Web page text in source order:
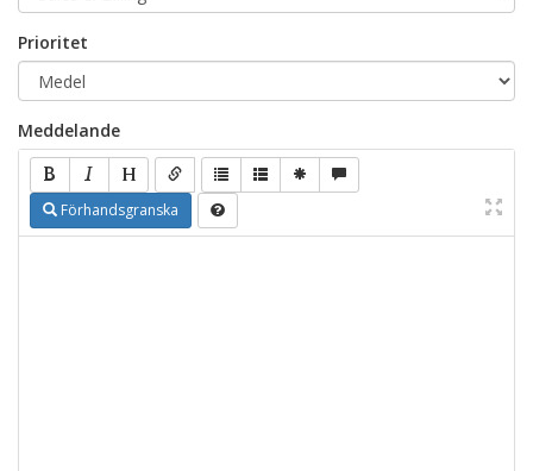
Prioritet
Meddelande
Förhandsgranska